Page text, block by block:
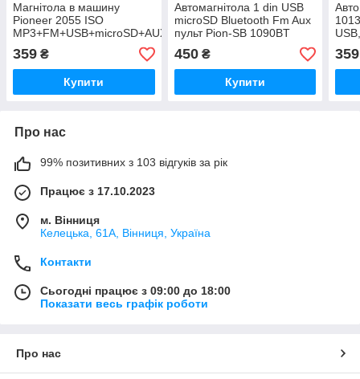
Магнітола в машину
Pioneer 2055 ISO
MP3+FM+USB+microSD+AUX
359 ₴
Купити
Автомагнітола 1 din USB
microSD Bluetooth Fm Aux
пульт Pion-SВ 1090BT
450₴
Купити
359
Про нас
99% позитивних з 103 відгуків за рік
Працює з 17.10.2023
м. Вінниця
Келецька, 61А, Вінниця, Україна
Контакти
Сьогодні працює з 09:00 до 18:00
Показати весь графік роботи
Про нас